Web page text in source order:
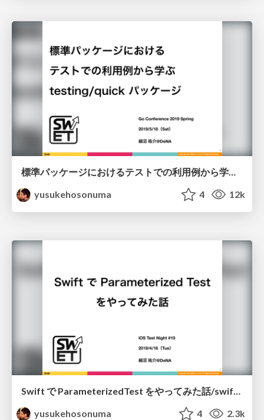
標準パッケージにおけるテストでの利用例から学ぶ testing / quick パッケージ/golang-testing-quick
yusukehosonuma
4 12k
Swift で ParameterizedTest をやってみた話/swift-parameterized-test
yusukehosonuma
4 2.3k